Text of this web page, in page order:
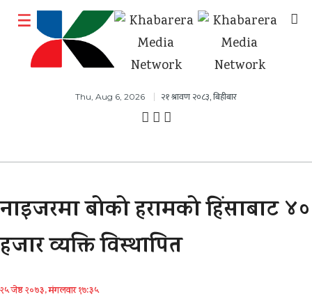
Thu, Aug 6, 2026 २१ श्रावण २०८३, बिहीबार
नाइजरमा बोको हरामको हिंसाबाट ४०
हजार व्यक्ति विस्थापित
२५ जेष्ठ २०७३, मंगलवार १७:३५